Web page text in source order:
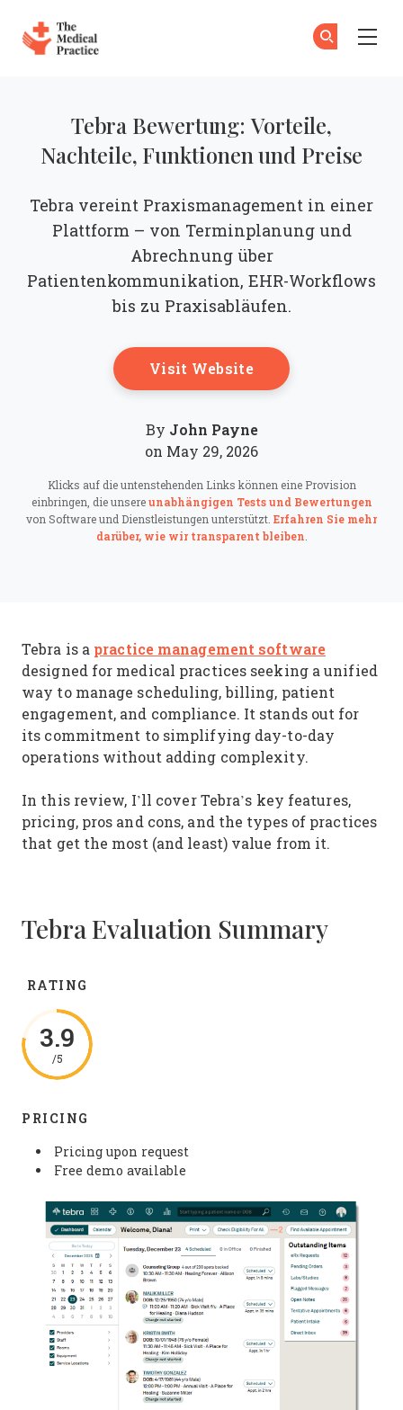
Tebra Bewertung: Vorteile,
Nachteile, Funktionen und Preise
Tebra vereint Praxismanagement in einer
Plattform – von Terminplanung und
Abrechnung über
Patientenkommunikation, EHR-Workflows
bis zu Praxisabläufen.
Visit WebsiteOpens New
By John Payne
on May 29, 2026
Klicks auf die untenstehenden Links können eine Provision
einbringen, die unsereunabhängigen Tests und Bewertungen
von Software und Dienstleistungen unterstützt. Erfahren Sie mehr
darüber, wie wir transparent bleiben
Tebra is a practice management software
designed for medical practices seeking a unified
way to manage scheduling, billing, patient
engagement, and compliance. It stands out for
its commitment to simplifying day-to-day
operations without adding complexity.
In this review, I’ll cover Tebra’s key features,
pricing, pros and cons, and the types of practices
that get the most (and least) value from it.
Tebra Evaluation Summary
RATING
3.9
/5
PRICING
Pricing upon request
Free demo available